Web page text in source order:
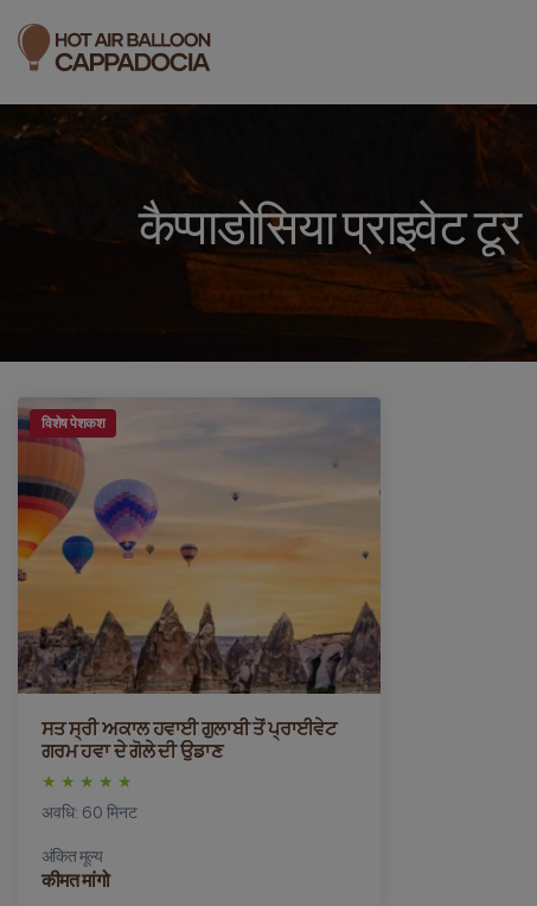
कैप्पाडोसिया प्राइवेट टूर
विशेष पेशकश
ਸਤ ਸ੍ਰੀ ਅਕਾਲ ਹਵਾਈ ਗੁਲਾਬੀ ਤੋਂ ਪ੍ਰਾਈਵੇਟ
ਗਰਮ ਹਵਾ ਦੇ ਗੋਲੇ ਦੀ ਉਡਾਣ
अवधि: 60 मिनट
अंकित मूल्य
कीमत मांगो